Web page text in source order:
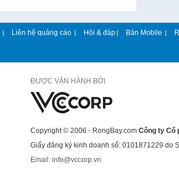
| Liên hệ quảng cáo | Hỏi & đáp | Bản Mobile |
ĐƯỢC VẬN HÀNH BỞI
Copyright © 2006 - RongBay.com Công ty Cổ
Giấy đăng ký kinh doanh số: 0101871229 do
Email: info@vccorp.vn